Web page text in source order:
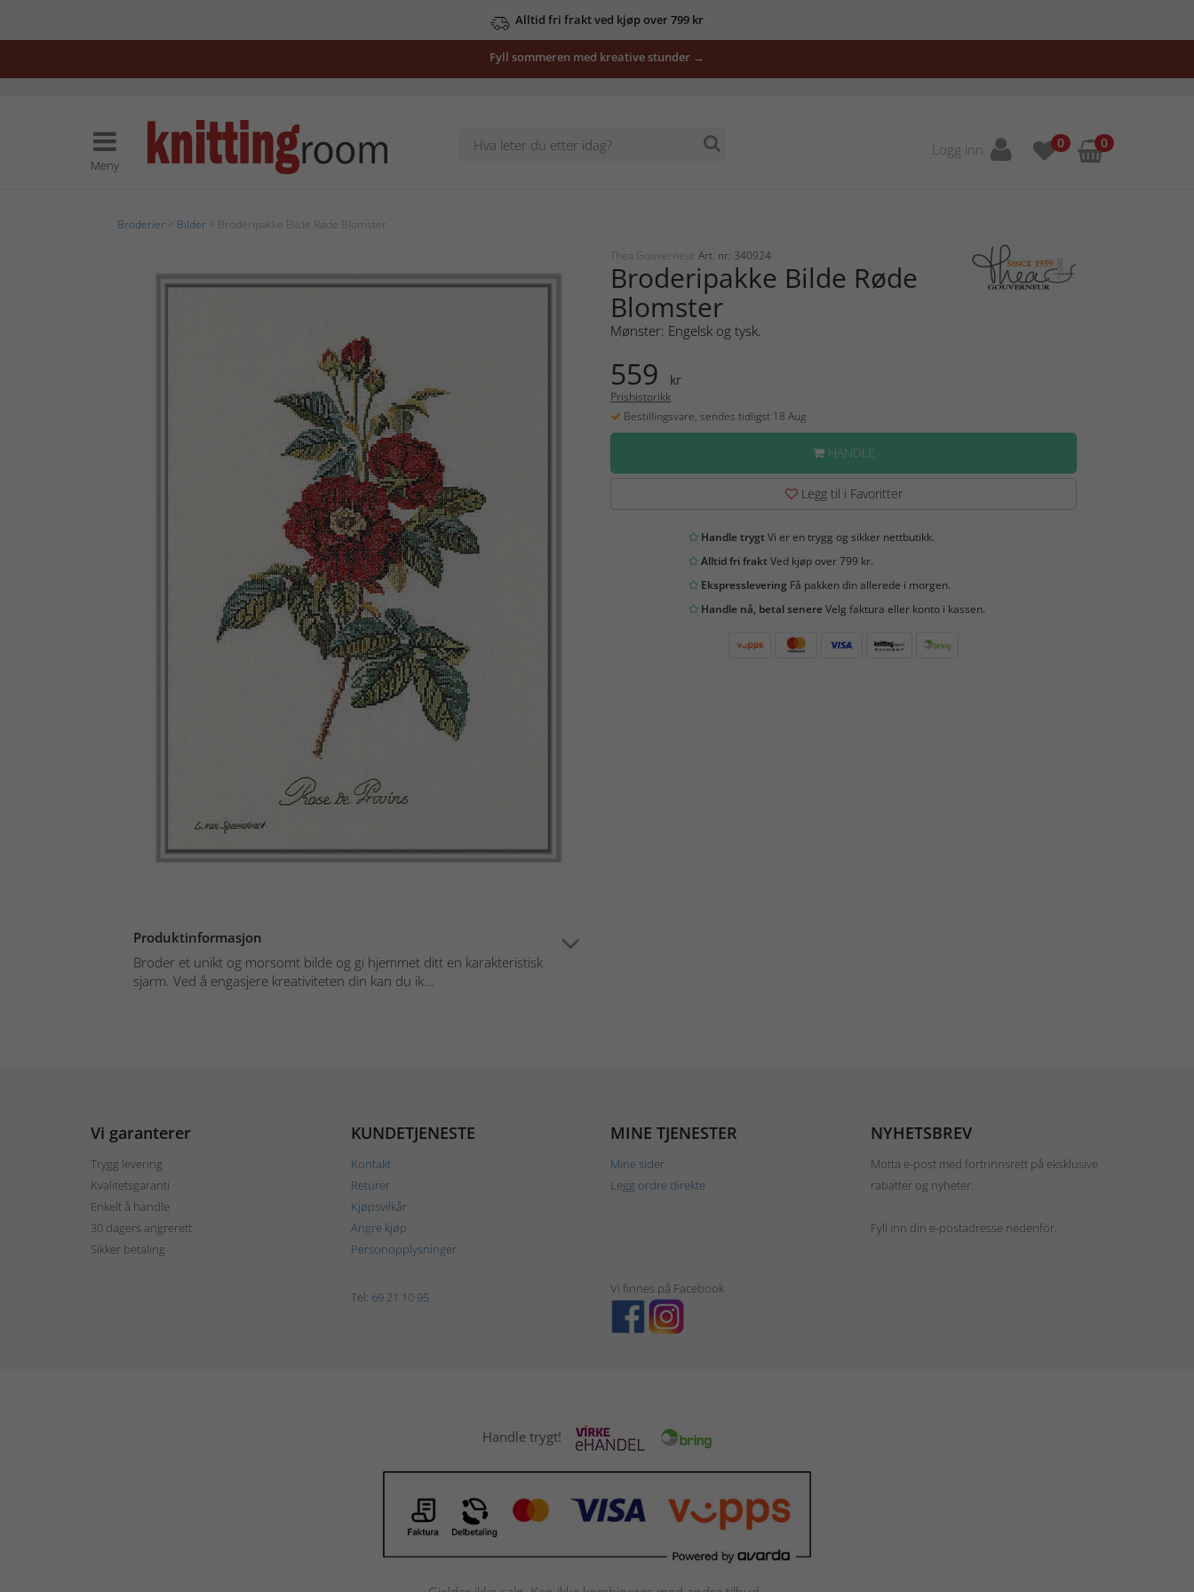
Alltid fri frakt ved kjøp over 799 kr
Fyll sommeren med kreative stunder →
Meny
Logg inn 0 0
Broderier Bilder > Broderipakke Bilde Røde Blomster
Produktinformasjon
Broder et unikt og morsomt bilde og gi hjemmet ditt en karakteristisk
sjarm. Ved å engasjere kreativiteten din kan du ik...
Thea Gouverneur Art. nr: 340924
Broderipakke Bilde Røde
Blomster
Mønster: Engelsk og tysk.
559 kr
Prishistorikk
Bestillingsvare, sendes tidligst 18 Aug
HANDLE
Legg til i Favoritter
Handle trygtVi er en trygg og sikker nettbutikk.
Alltid fri fraktVed kjøp over 799 kr.
EkspressleveringFå pakken din allerede i morgen.
Handle nå, betal senereVelg faktura eller konto i kassen.
Vi garanterer
Trygg levering
Kvalitetsgaranti
Enkelt å handle
30 dagers angrerett
Sikker betaling
KUNDETJENESTE
Kontakt
Returer
Kjøpsvilkår
Angre kjøp
Personopplysninger
MINE TJENESTER
Mine sider
Legg ordre direkte
NYHETSBREV
Motta e-post med fortrinnsrett på eksklusive
rabatter og nyheter.
Fyll inn din e-postadresse nedenfor.
Tel: 69 21 10 95
Vi finnes på Facebook
Handle trygt!